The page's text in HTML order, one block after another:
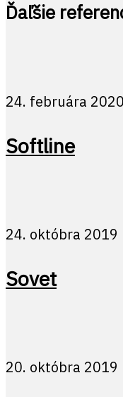
Ďaľšie
24. februára 2020
Softline
24. októbra 2019
Sovet
20. októbra 2019